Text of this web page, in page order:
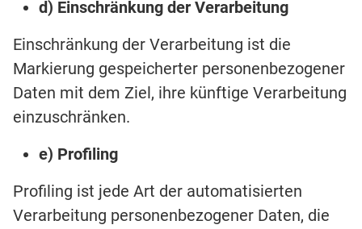
d) Einschränkung der Verarbeitung
Einschränkung der Verarbeitung ist die
Markierung gespeicherter personenbezogener
Daten mit dem Ziel, ihre künftige Verarbeitung
einzuschränken.
e) Profiling
Profiling ist jede Art der automatisierten
Verarbeitung personenbezogener Daten, die